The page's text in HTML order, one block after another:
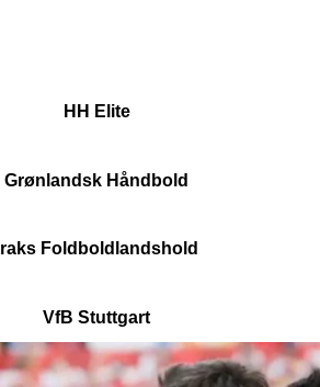
HH Elite
Grønlandsk Håndbold
Iraks Foldboldlandshold
VfB Stuttgart